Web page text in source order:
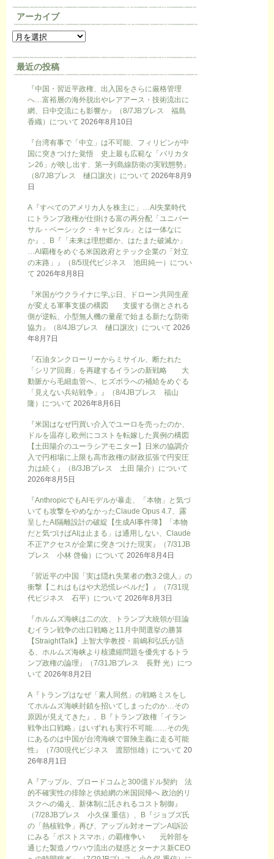
アーカイブ
最近の投稿
『中国・習近平政権、出入国をさらに厳格管理
へ…富裕層の海外脱出やレアアース・技術流出に
網、日中交流にも影響か』（8/7JBプレス 福島
香織）について 2026年8月10日
『台湾有事で「中立」は不可能、フィリピンが中
国に突きつけた覚悟 史上最も広範な「バリカタ
ン26」が映し出す、第一列島線防衛の実戦態勢』
（8/7JBプレス 樋口譲次）について 2026年8月9
日
A『すべてのアメリカ人を株主に」…AI失業時代
にトランプ政権が仕掛ける富の再分配「ユニバー
サル・ベーシック・キャピタル」とは一体なに
か』、B『「未来は理想郷か、はたまた破滅か」
…AI覇権をめぐる米国政府とテック企業の「対立
の末路」』（8/5現代ビジネス 池田純一）につい
て 2026年8月8日
『米国がウクライナに学ぶ日、ドローン共同生産
が変える軍事支援の構図 支援する側とされる
側が逆転、小型無人機の量産で始まる新たな防衛
協力』（8/4JBプレス 樋口譲次）について 2026
年8月7日
『石油タンクローリーからミサイル、断たれた
「シリア回廊」を再建するイランの新戦略 大
動脈から毛細血管へ、ヒズボラへの補給をめぐる
「見えない兵站戦争」』（8/4JBプレス 福山
隆）について 2026年8月6日
『米国はなぜ円買い介入でユーロを売ったのか、
ドルを温存し欧州にコストを転嫁した異例の構図
【土田陽介のユーラシアモニター】日米の協調介
入で円相場に上限も高市政権の財政拡張で円安圧
力は続く』（8/3JBプレス 土田 陽介）について
2026年8月5日
『AnthropicでもAIモデルが暴走、「本物」と気づ
いても攻撃をやめなかったClaude Opus 4.7、露
呈したAI隔離設計の破綻【生成AI事件簿】「本物
だと気づけばAIは止まる」は通用しない、Claude
不正アクセスが企業に突きつけた現実』（7/31JB
プレス 小林 啓倫）について 2026年8月4日
『習近平の中国「実は隠れ失業者の数3.2億人」の
衝撃【これはもはや大恐慌レベルだ】』（7/31現
代ビジネス 石平）について 2026年8月3日
『ホルムズ海峡は二の次、トランプ大統領が目論
むイラン戦争の出口戦略と11月中間選挙の勝算
【StraightTalk】上智大学教授・前嶋和弘氏が語
る、ホルムズ海峡より核濃縮問題を優先するトラ
ンプ政権の論理』（7/31JBプレス 長野 光）につ
いて 2026年8月2日
A『トランプはなぜ「素人同然」の戦略ミスをし
てホルムズ海峡封鎖を招いてしまったのか…その
原因が見えてきた』、B『トランプ政権「イラン
戦争出口戦略」はいずれも実行不可能……その先
にあるのは中国が台湾海峡で冒険主義に走る可能
性』（7/30現代ビジネス 渡部恒雄）について 20
26年8月1日
A『アップル、ブロードコムと300億ドル契約 法
的不確実性の排除と供給網の米国回帰へ 政治的リ
スクへの備え、新体制に託されるコスト制御』
（7/28JBプレス 小久保 重信）、B『ジョブズ氏
の「熱核戦争」再び、アップル対オープンAI訴訟
にみる「ポストスマホ」の覇権争い 元幹部を
通じた製造ノウハウ流出の疑惑とターナス新CEO